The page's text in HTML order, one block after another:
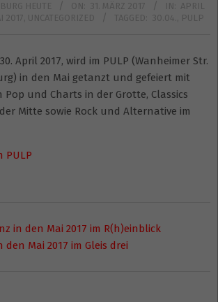
HEUTE ON: 31. MÄRZ 2017 IN:
APRIL
2017 UNCATEGORIZED TAGGED: 30.04. PULP
April 2017, wird im PULP (Wanheimer Str.
in den Mai getanzt und gefeiert mit
Pop und Charts in der Grotte, Classics
Mitte sowie Rock und Alternative im
PULP
in den Mai 2017 im R(h)einblick
den Mai 2017 im Gleis drei